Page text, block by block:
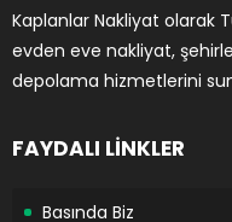
Kaplanlar Nakliyat olarak
evden eve nakliyat,
depolama hizmetlerini
FAYDALI LİNKLER
Basında Biz